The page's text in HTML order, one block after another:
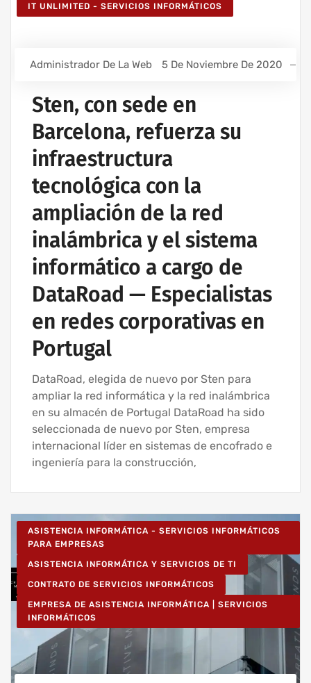
IT UNLIMITED - SERVICIOS INFORMÁTICOS
Administrador De La Web 5 De Noviembre De 2020
Sten, con sede en
Barcelona, refuerza su
infraestructura
tecnológica con la
ampliación de la red
inalámbrica y el sistema
informático a cargo de
DataRoad — Especialistas
en redes corporativas en
Portugal
DataRoad, elegida de nuevo por Sten para
ampliar la red informática y la red inalámbrica
en su almacén de Portugal DataRoad ha sido
seleccionada de nuevo por Sten, empresa
internacional líder en sistemas de encofrado e
ingeniería para la construcción,
ASISTENCIA INFORMÁTICA - SERVICIOS INFORMÁTICOS
PARA EMPRESAS
ASISTENCIA INFORMÁTICA Y SERVICIOS DE TI
CONTRATO DE SERVICIOS INFORMÁTICOS
EMPRESA DE ASISTENCIA INFORMÁTICA | SERVICIOS
INFORMÁTICOS